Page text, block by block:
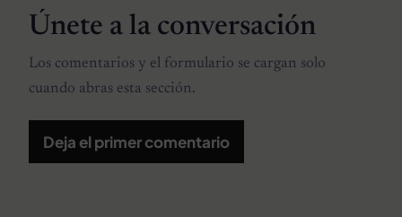
Únete a la conversación
Los comentarios y el formulario se cargan solo
cuando abras esta sección.
Deja el primer comentario